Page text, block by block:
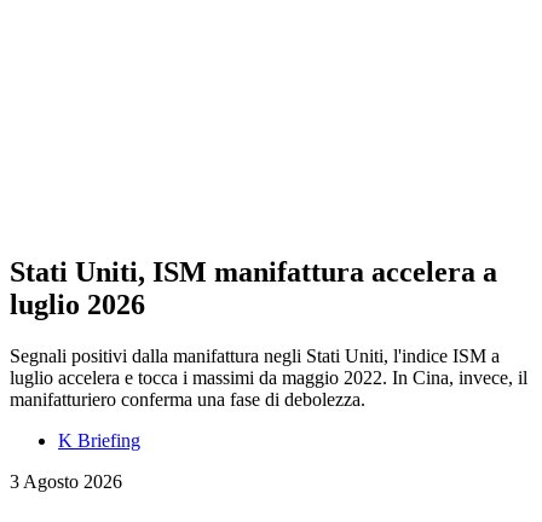
Stati Uniti, ISM manifattura accelera a
luglio 2026
Segnali positivi dalla manifattura negli Stati Uniti, l'indice ISM a
luglio accelera e tocca i massimi da maggio 2022. In Cina, invece, il
manifatturiero conferma una fase di debolezza.
K Briefing
3 Agosto 2026